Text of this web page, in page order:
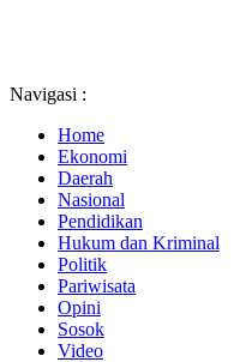
Navigasi :
Home
Ekonomi
Daerah
Nasional
Pendidikan
Hukum dan Kriminal
Politik
Pariwisata
Opini
Sosok
Video